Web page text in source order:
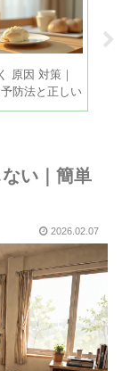
原因 対策｜
防法と正しい
い｜簡単
2026.02.07